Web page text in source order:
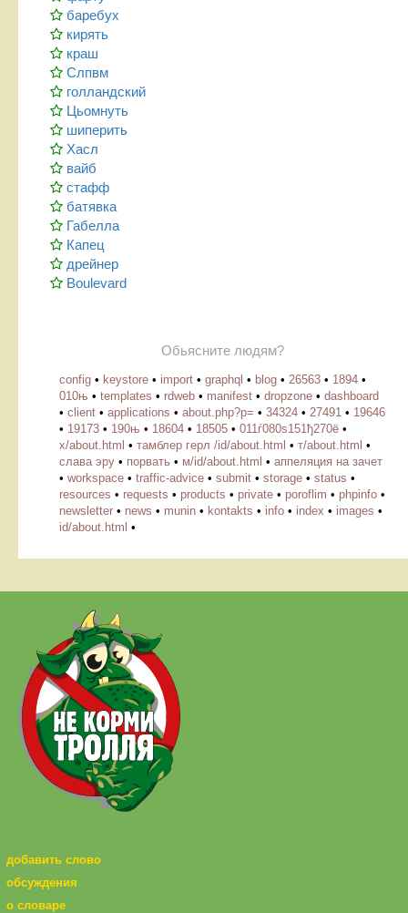
баребух
кирять
краш
Слпвм
голландский
Цьомнуть
шиперить
Хасл
вайб
стафф
батявка
Габелла
Капец
дрейнер
Boulevard
Обьясните людям?
config • keystore • import • graphql • blog • 26563 • 1894 •
010њ • templates • rdweb • manifest • dropzone • dashboard
• client • applications • about.php?p= • 34324 • 27491 • 19646
• 19173 • 190њ • 18604 • 18505 • 011ѓ080ѕ151ђ270ё •
х/about.html • тамблер герл /id/about.html • т/about.html •
слава эру • порвать • м/id/about.html • аппеляция на зачет
• workspace • traffic-advice • submit • storage • status •
resources • requests • products • private • poroflim • phpinfo •
newsletter • news • munin • kontakts • info • index • images •
id/about.html •
добавить слово
обсуждения
о словаре